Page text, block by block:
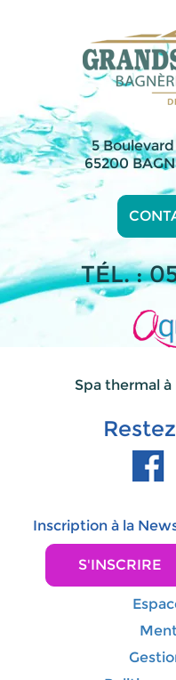
5 Boulevard
65200
TÉL. :
Spa thermal
Inscription à la
S'INSCRIRE